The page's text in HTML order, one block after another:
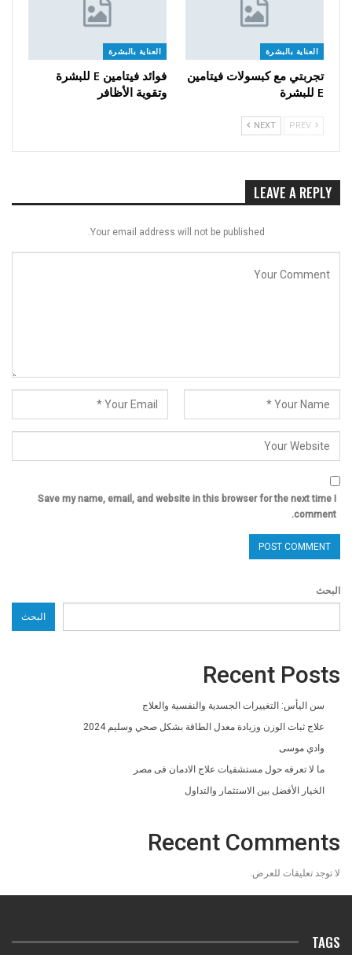
العناية بالبشرة
تجربتي مع كبسولات فيتامين
E للبشرة
العناية بالبشرة
فوائد فيتامين E للبشرة
وتقوية الأظافر
NEXT
LEAVE A REPLY
Your email address will not be published.
Save my name, email, and website in this browser for the next time I
comment.
البحث
البحث
Recent Posts
سن اليأس: التغييرات الجسدية والنفسية والعلاج
علاج ثبات الوزن وزيادة معدل الطاقة بشكل صحي وسليم 2024
وادي موسى
ما لا تعرفه حول مستشفيات علاج الادمان فى مصر
الخيار الأفضل بين الاستثمار والتداول
Recent Comments
لا توجد تعليقات للعرض.
TAGS